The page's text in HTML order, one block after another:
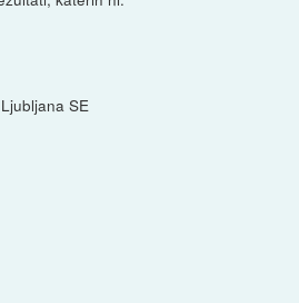
SE